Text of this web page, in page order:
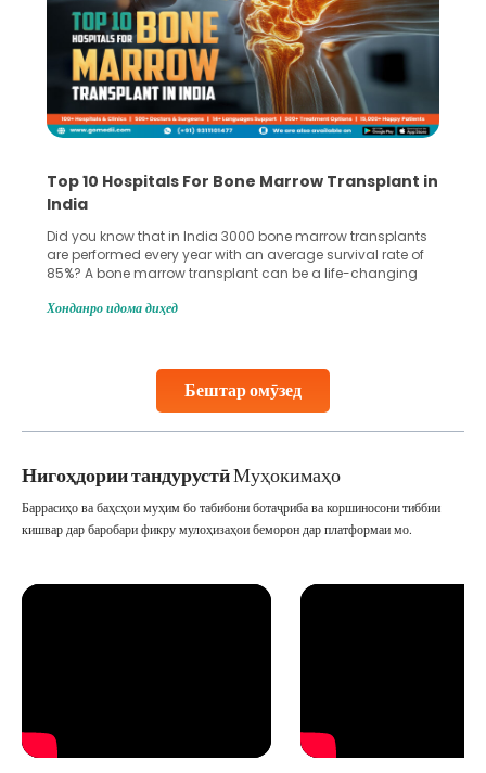
Бештар омӯзед
Top 10 Hospitals For Bone Marrow Transplant in
India
Did you know that in India 3000 bone marrow transplants
are performed every year with an average survival rate of
85%? A bone marrow transplant can be a life-changing
make all the difference. India has some of the world’s
Хонданро идома диҳед
Нигоҳдории тандурустӣМуҳокимаҳо
Баррасиҳо ва баҳсҳои муҳим бо табибони ботаҷриба ва коршиносони тиббии
кишвар дар баробари фикру мулоҳизаҳои беморон дар платформаи мо.